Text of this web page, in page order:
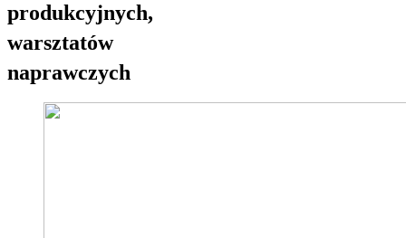
produkcyjnych,
warsztatów
naprawczych